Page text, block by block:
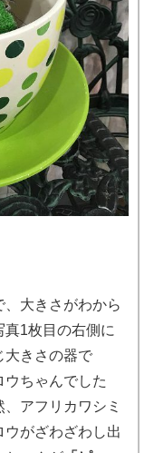
大きさがわから
1枚目の右側に
大きさの器で
ちゃんでした
アフリカワシミ
ウがざわざわし出